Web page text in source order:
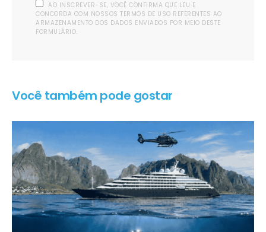
AO INSCREVER-SE, VOCÊ CONFIRMA QUE LEU E
CONCORDA COM NOSSOS TERMOS DE USO REFERENTES AO
ARMAZENAMENTO DOS DADOS ENVIADOS POR MEIO DESTE
FORMULÁRIO.
Você também pode gostar